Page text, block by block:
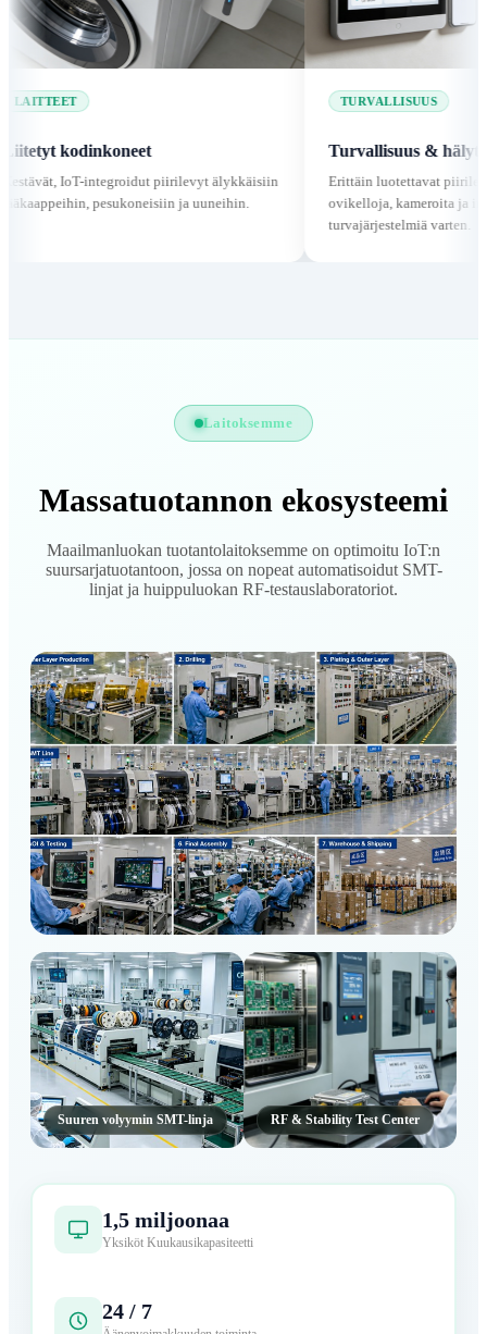
integroidut piirilevyt älykkäisiin
pesukoneisiin ja uuneihin.
TURVALLISUUS
Turvallisuus & hälytykset
Erittäin luotettavat piirilevyt älykkäitä
ovikelloja, kameroita ja integroituja
turvajärjestelmiä varten.
Laitoksemme
Massatuotannon ekosysteemi
Maailmanluokan tuotantolaitoksemme on optimoitu IoT:n
suursarjatuotantoon, jossa on nopeat automatisoidut SMT-
linjat ja huippuluokan RF-testauslaboratoriot.
Kuluttajien IoT-pääkerros
Suuren volyymin SMT-linja RF & Stability Test Center
1,5 miljoonaa
Yksiköt Kuukausikapasiteetti
24 / 7